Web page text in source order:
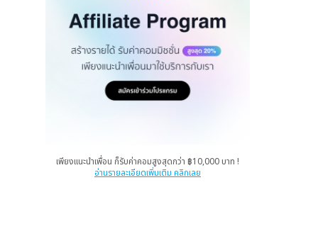
เพียงแนะนำเพื่อน ก็รับค่าคอมสูงสุดกว่า ฿10,000 บาท !
อ่านรายละเอียดเพิ่มเติม คลิกเลย